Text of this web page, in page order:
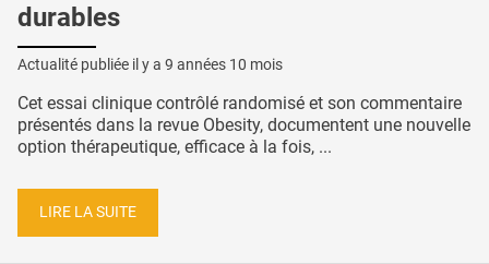
durables
Actualité publiée il y a 9 années 10 mois
Cet essai clinique contrôlé randomisé et son commentaire
présentés dans la revue Obesity, documentent une nouvelle
option thérapeutique, efficace à la fois, ...
LIRE LA SUITE